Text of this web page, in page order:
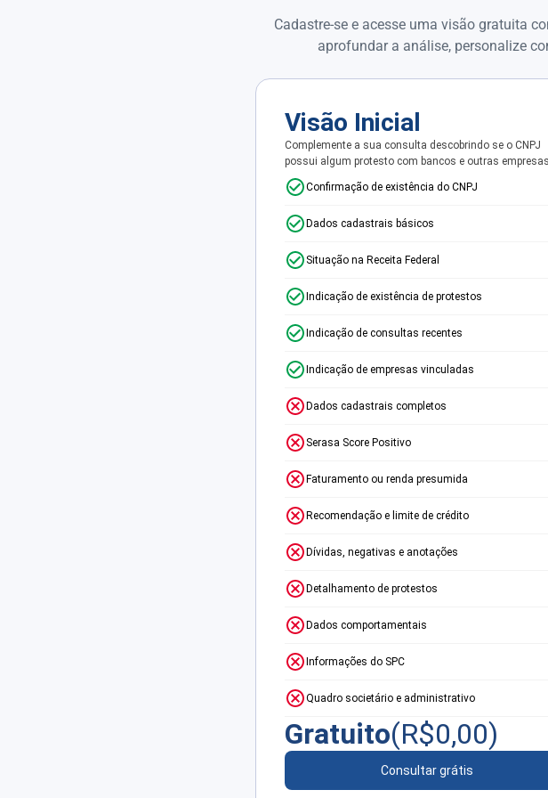
Cadastre-se e acesse uma visão gratuita
aprofundar a análise, personalize
Visão Inicial
Complemente a sua consulta descobrindo se o CNPJ
possui algum protesto com bancos e outras empresas.
Confirmação de existência do CNPJ
Dados cadastrais básicos
Situação na Receita Federal
Indicação de existência de protestos
Indicação de consultas recentes
Indicação de empresas vinculadas
Dados cadastrais completos
Serasa Score Positivo
Faturamento ou renda presumida
Recomendação e limite de crédito
Dívidas, negativas e anotações
Detalhamento de protestos
Dados comportamentais
Informações do SPC
Quadro societário e administrativo
Gratuito(R$0,00)
Consultar grátis